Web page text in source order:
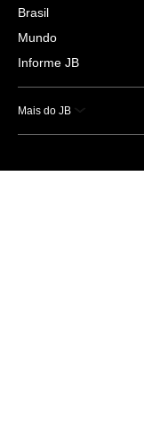
Brasil
Mundo
Informe JB
Mais do JB
Esportes